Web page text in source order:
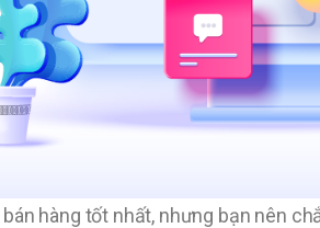
hàng tốt nhất, nhưng bạn nên